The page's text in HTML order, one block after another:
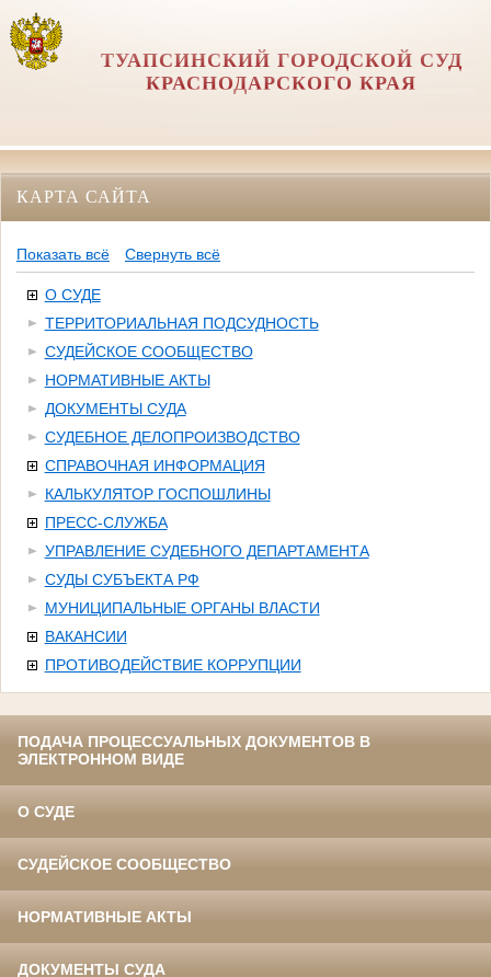
ТУАПСИНСКИЙ ГОРОДСКОЙ СУД
КРАСНОДАРСКОГО КРАЯ
КАРТА САЙТА
Показать всё Свернуть всё
О СУДЕ
ТЕРРИТОРИАЛЬНАЯ ПОДСУДНОСТЬ
СУДЕЙСКОЕ СООБЩЕСТВО
НОРМАТИВНЫЕ АКТЫ
ДОКУМЕНТЫ СУДА
СУДЕБНОЕ ДЕЛОПРОИЗВОДСТВО
СПРАВОЧНАЯ ИНФОРМАЦИЯ
КАЛЬКУЛЯТОР ГОСПОШЛИНЫ
ПРЕСС-СЛУЖБА
УПРАВЛЕНИЕ СУДЕБНОГО ДЕПАРТАМЕНТА
СУДЫ СУБЪЕКТА РФ
МУНИЦИПАЛЬНЫЕ ОРГАНЫ ВЛАСТИ
ВАКАНСИИ
ПРОТИВОДЕЙСТВИЕ КОРРУПЦИИ
ПОДАЧА ПРОЦЕССУАЛЬНЫХ ДОКУМЕНТОВ В
ЭЛЕКТРОННОМ ВИДЕ
О СУДЕ
СУДЕЙСКОЕ СООБЩЕСТВО
НОРМАТИВНЫЕ АКТЫ
ДОКУМЕНТЫ СУДА